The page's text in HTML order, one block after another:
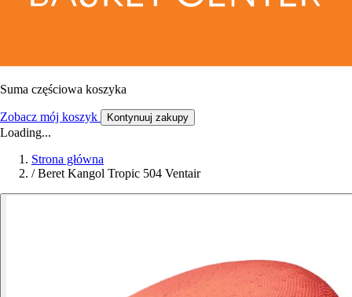
Suma częściowa koszyka
Zobacz mój koszyk Kontynuuj zakupy
Loading...
Strona główna
/ Beret Kangol Tropic 504 Ventair